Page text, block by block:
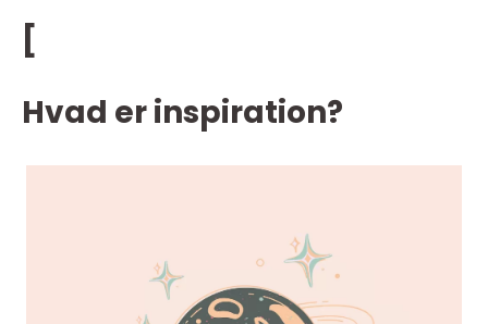
[
Hvad er inspiration?